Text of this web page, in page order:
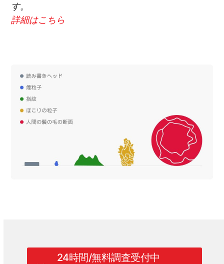
す。
詳細はこちら
24時間/無料調査受付中